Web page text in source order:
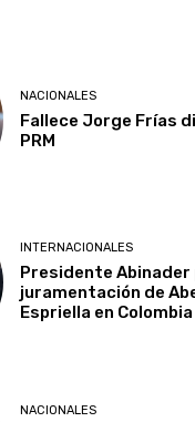
NACIONALES
Fallece Jorge Frías
PRM
INTERNACIONALES
Presidente
juramentación de
Espriella en Colombia
NACIONALES